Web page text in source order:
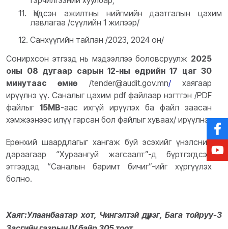
11.
Үндсэн ажилтны нийгмийн даатгалын цахим
лавлагаа /сүүлийн 1 жилээр/
12. Санхүүгийн тайлан /2023, 2024 он/
Сонирхсон этгээд нь мэдээллээ боловсруулж 2025
оны 08 дугаар сарын 12-ны өдрийн 17 цаг 30
минутаас өмнө /tender@audit.gov.mn/
хаягаар
ирүүлнэ үү. Саналыг цахим pdf файлаар нэгтгэн /PDF
файлыг 15MB-аас ихгүй ирүүлэх ба файл заасан
хэмжээнээс илүү гарсан бол файлыг хуваах/ ирүүлнэ.
Ерөнхий шаардлагыг хангаж буй эсэхийг үнэлсний
дараагаар “Хураангуй жагсаалт”-д бүртгэгдсэн
этгээдэд “Саналын баримт бичиг”-ийг хүргүүлэх
болно.
Хаяг:Улаанбаатар хот, Чингэлтэй дүүрэг, Бага тойруу-3